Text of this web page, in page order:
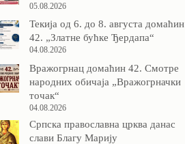
05.08.2026
Текија од 6. до 8. августа домаћин
42. „Златне бућке Ђердапа“
04.08.2026
Вражогрнац домаћин 42. Смотре
народних обичаја „Вражогрначки
точак“
04.08.2026
Српска православна црква данас
слави Благу Марију